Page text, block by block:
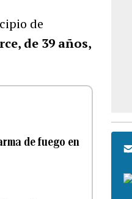
de
de 39 años,
de fuego en